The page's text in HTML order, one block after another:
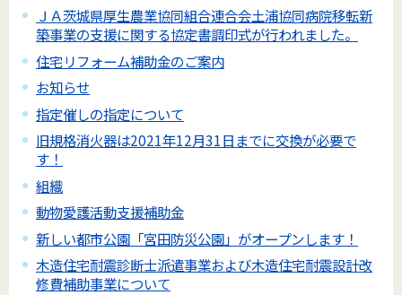
ＪＡ茨城県厚生農業協同組合連合会土浦協同病院移転新
築事業の支援に関する協定書調印式が行われました。
住宅リフォーム補助金のご案内
お知らせ
指定催しの指定について
旧規格消火器は2021年12月31日までに交換が必要で
す！
組織
動物愛護活動支援補助金
新しい都市公園「宮田防災公園」がオープンします！
木造住宅耐震診断士派遣事業および木造住宅耐震設計改
修費補助事業について